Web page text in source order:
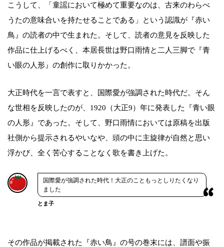
こうして、「童謡において極めて重要なのは、古来のわらべ
うたの意味合いを持たせることである」という認識が『赤い
鳥』の読者の中で生まれた。そして、読者の意見を反映した
作品に仕上げるべく、本居長世は野口雨情と二人三脚で『青
い眼の人形』の創作に取りかかった。
大正時代を一言で表すと、国際愛が強調された時代だ。そん
な世相を反映したのが、1920（大正9）年に発表した『青い眼
の人形』であった。そして、野口雨情においては原稿を出版
社側から提示されるやいなや、頭の中に主旋律が自然と思い
浮かび、全く苦心することなく歌を書き上げた。
国際愛が強調された時代！大正のこともっとしりたくなり
ました
とま子
その作品が掲載された『赤い鳥』の号の巻末には、譜面や振